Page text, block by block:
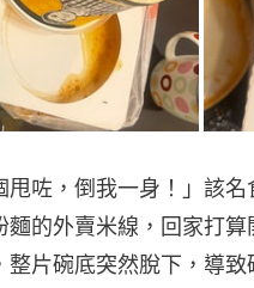
甩咗，倒我一身！」該
麵的外賣米線，回家打
整片碗底突然脫下，導